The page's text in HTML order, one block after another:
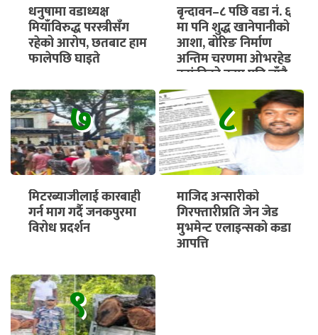
धनुषामा वडाध्यक्ष
मियाँविरुद्ध परस्त्रीसँग
रहेको आरोप, छतबाट हाम
फालेपछि घाइते
बृन्दावन–८ पछि वडा नं. ६
मा पनि शुद्ध खानेपानीको
आशा, बोरिङ निर्माण
अन्तिम चरणमा ओभरहेड
ट्यांकीको काम पनि चाँडै
सुरु हुने
७
मिटरब्याजीलाई कारबाही
गर्न माग गर्दै जनकपुरमा
विरोध प्रदर्शन
८
माजिद अन्सारीको
गिरफ्तारीप्रति जेन जेड
मुभमेन्ट एलाइन्सको कडा
आपत्ति
९